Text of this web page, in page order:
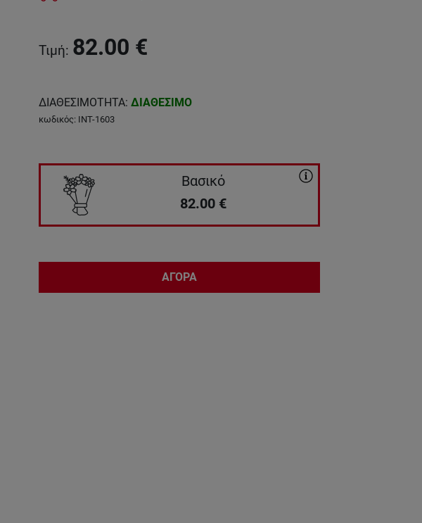
Τιμή: 82.00 €
ΔΙΑΘΕΣΙΜΟΤΗΤΑ: ΔΙΑΘΕΣΙΜΟ
κωδικός: INT-1603
Βασικό
82.00 €
ΑΓΟΡΑ